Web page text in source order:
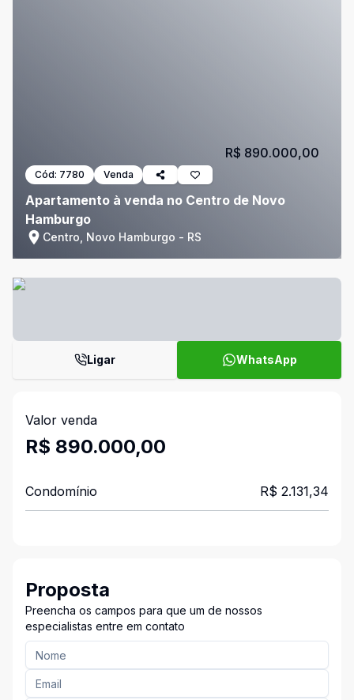
Cód: 7780 Venda
Apartamento à venda no Centro de Novo
Hamburgo
Centro, Novo Hamburgo - RS
R$ 890.000,00
Ligar WhatsApp
Valor venda
R$ 890.000,00
Condomínio R$ 2.131,34
Proposta
Preencha os campos para que um de nossos
especialistas entre em contato